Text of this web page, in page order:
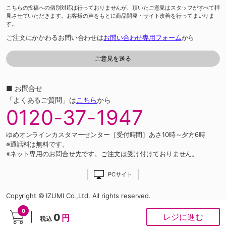
0
税込 0 円 レジに進む
こちらの投稿への個別対応は行っておりませんが、頂いたご意見はスタッフがすべて拝
見させていただきます。お客様の声をもとに商品開発・サイト改善を行ってまいりま
す。
ご注文にかかわるお問い合わせはお問い合わせ専用フォームから
■ お問合せ
「よくあるご質問」はこちらから
0120-37-1947
ゆめオンラインカスタマーセンター［受付時間］あさ10時～夕方6時
※通話料は無料です。
※ネット専用のお問合せ先です。ご注文は受け付けておりません。
PCサイト
Copyright © IZUMI Co.,Ltd. All rights reserved.